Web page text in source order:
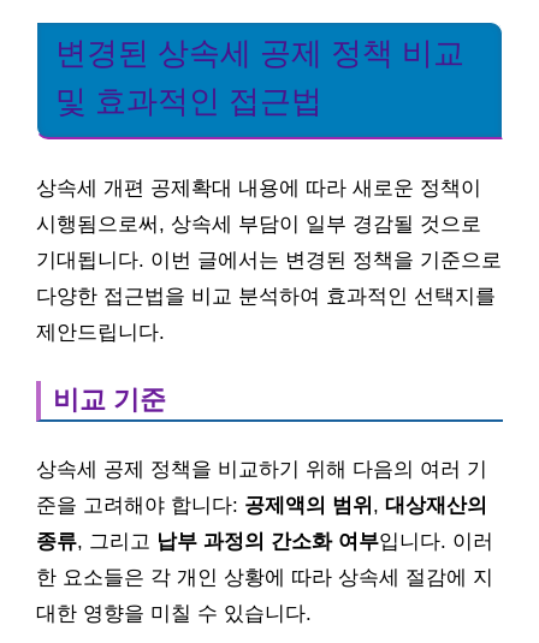
변경된 상속세 공제 정책 비교
및 효과적인 접근법
상속세 개편 공제확대 내용에 따라 새로운 정책이
시행됨으로써, 상속세 부담이 일부 경감될 것으로
기대됩니다. 이번 글에서는 변경된 정책을 기준으로
다양한 접근법을 비교 분석하여 효과적인 선택지를
제안드립니다.
비교 기준
상속세 공제 정책을 비교하기 위해 다음의 여러 기
준을 고려해야 합니다: 공제액의 범위 , 대상재산의
종류, 그리고 납부 과정의 간소화 여부입니다. 이러
한 요소들은 각 개인 상황에 따라 상속세 절감에 지
대한 영향을 미칠 수 있습니다.